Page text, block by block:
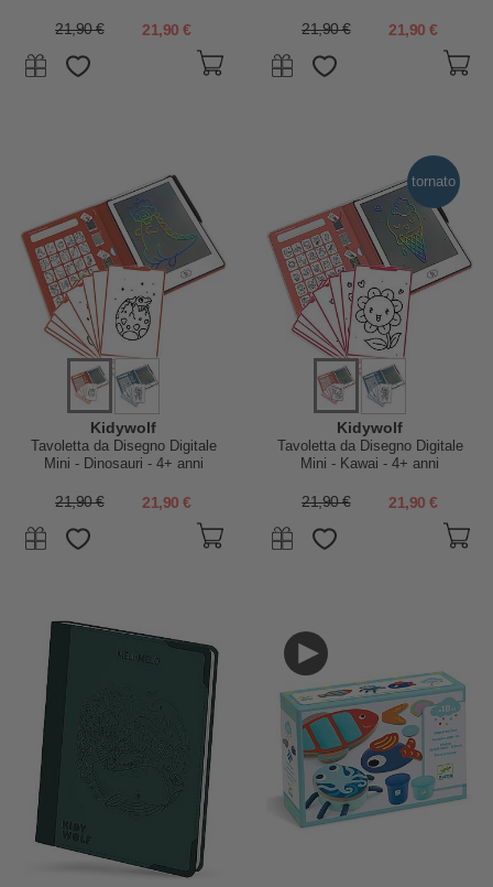
21,90 € 21,90 € 21,90 € 21,90 €
Kidywolf
Tavoletta da Disegno Digitale
Mini - Dinosauri - 4+ anni
21,90 € 21,90 €
tornato
Kidywolf
Tavoletta da Disegno Digitale
Mini - Kawai - 4+ anni
21,90 € 21,90 €